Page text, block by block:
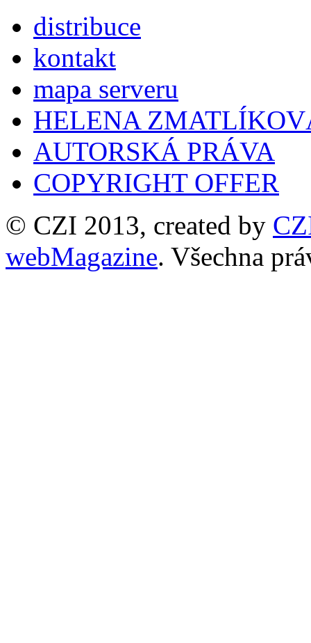
distribuce
kontakt
mapa serveru
HELENA
AUTORSKÁ PRÁVA
COPYRIGHT OFFER
© CZI 2013, created by
webMagazine. Všechna